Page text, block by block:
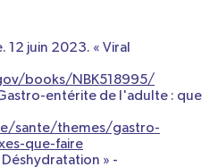
12 juin 2023. « Viral
books/NBK518995/
entérite de l'adulte : que
sante/themes/gastro-
que-faire
» -